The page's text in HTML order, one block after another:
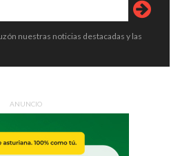
nuestras noticias destacadas y las
ANUNCIO